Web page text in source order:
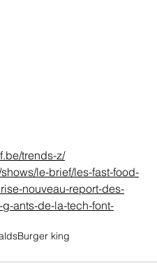
trends-z/
shows/le-brief/les-fast-food-
nouveau-report-des-
ants-de-la-tech-font-
Burger king